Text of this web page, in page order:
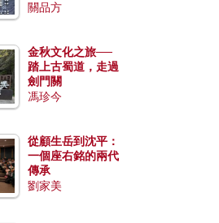
關品方
金秋文化之旅──
踏上古蜀道，走過
劍門關
馮珍今
從顧生岳到沈平：
一個座右銘的兩代
傳承
劉家美